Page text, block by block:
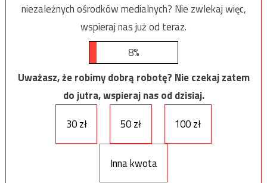
niezależnych ośrodków medialnych? Nie zwlekaj więc,
wspieraj nas już od teraz.
8%
Uważasz, że robimy dobrą robotę? Nie czekaj zatem
do jutra, wspieraj nas od dzisiaj.
30 zł
50 zł 100 zł
Inna kwota